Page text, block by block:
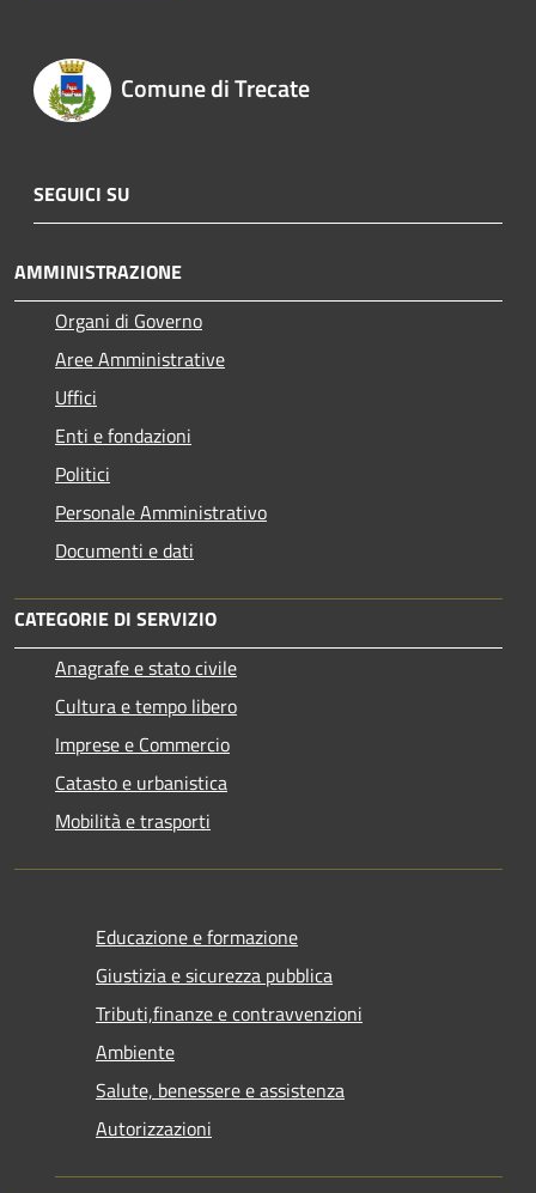
Comune di Trecate
SEGUICI SU
AMMINISTRAZIONE
Organi di Governo
Aree Amministrative
Uffici
Enti e fondazioni
Politici
Personale Amministrativo
Documenti e dati
CATEGORIE DI SERVIZIO
Anagrafe e stato civile
Cultura e tempo libero
Imprese e Commercio
Catasto e urbanistica
Mobilità e trasporti
Educazione e formazione
Giustizia e sicurezza pubblica
Tributi,finanze e contravvenzioni
Ambiente
Salute, benessere e assistenza
Autorizzazioni